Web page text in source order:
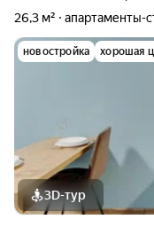
26,3 м²
апартаменты-
новостройка хорошая
3D-тур